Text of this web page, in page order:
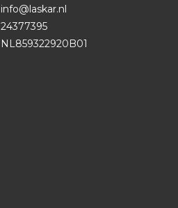
info@laskar.nl
24377395
NL859322920B01